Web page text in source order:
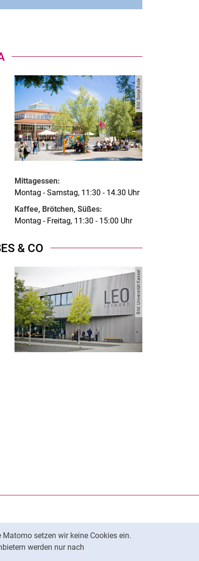
setzen wir keine Cookies ein.
werden nur nach
Bild: Sonja Rode
Mittagessen:
Montag - Samstag, 11:30 - 14.30 Uhr
Kaffee, Brötchen, Süßes:
Montag - Freitag, 11:30 - 15:00 Uhr
& CO
Bild: Universität Kassel
öffnet neues Fenster)
Link, öffnet neues Fenster)